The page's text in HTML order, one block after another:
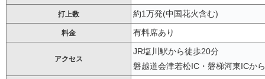
打上数 約1万発(中国花火含む)
料金 有料席あり
アクセス
JR塩川駅から徒歩20分
磐越道会津若松IC・磐梯河東ICか